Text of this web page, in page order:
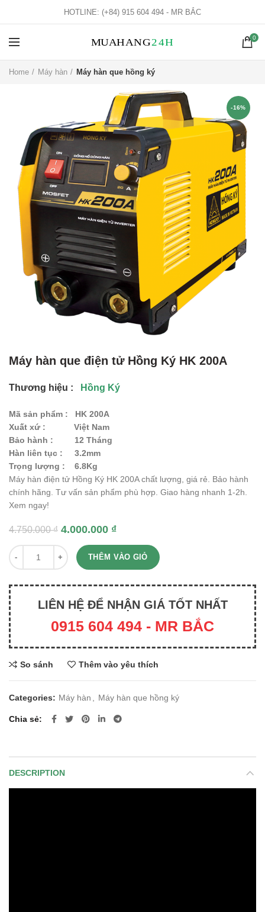
HOTLINE: (+84) 915 604 494 - MR BẮC
0
Home Máy hàn Máy hàn que hồng ký
-16%
Máy hàn que điện tử Hồng Ký HK 200A
Thương hiệu : Hồng Ký
Mã sản phẩm : HK 200A
Xuất xứ : Việt Nam
Bảo hành : 12 Tháng
Hàn liên tục : 3.2mm
Trọng lượng : 6.8Kg
Máy hàn điện tử Hồng Ký HK 200A chất lượng, giá rẻ. Bảo hành
chính hãng. Tư vấn sản phẩm phù hợp. Giao hàng nhanh 1-2h.
Xem ngay!
4.750.000₫ 4.000.000 ₫
Quantity
THÊM VÀO GIỎ
LIÊN HỆ ĐỂ NHẬN GIÁ TỐT NHẤT
0915 604 494 - MR BẮC
So sánh Thêm vào yêu thích
Categories: Máy hàn Máy hàn que hồng ký
Chia sẻ
DESCRIPTION